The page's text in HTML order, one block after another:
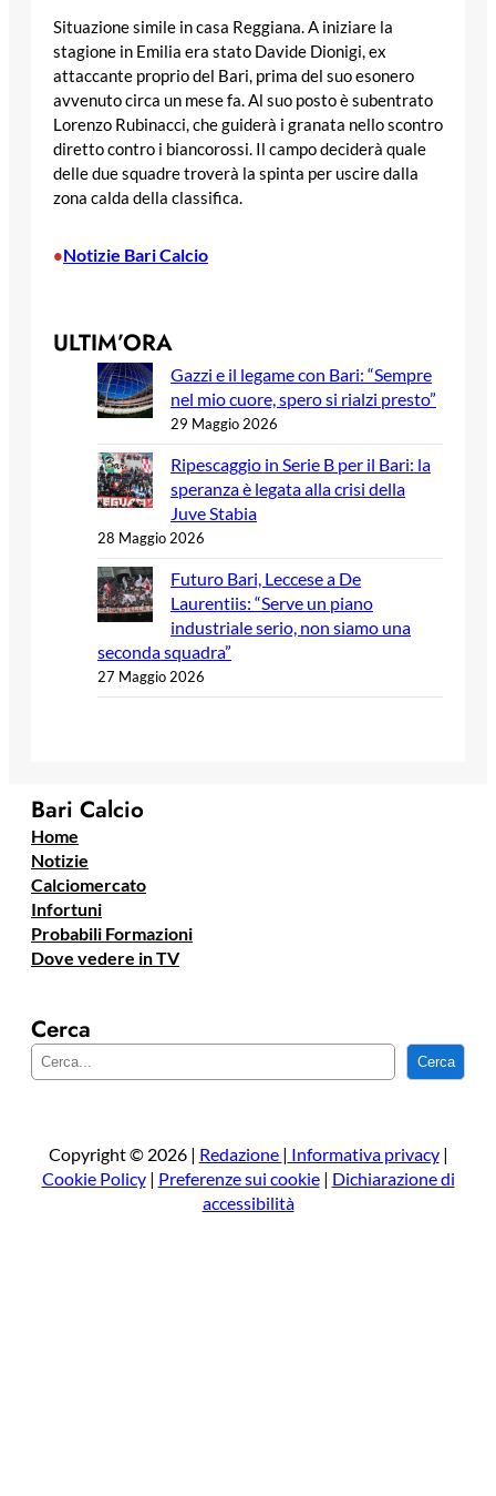
Situazione simile in casa Reggiana. A iniziare la
stagione in Emilia era stato Davide Dionigi, ex
attaccante proprio del Bari, prima del suo esonero
avvenuto circa un mese fa. Al suo posto è subentrato
Lorenzo Rubinacci, che guiderà i granata nello scontro
diretto contro i biancorossi. Il campo deciderà quale
delle due squadre troverà la spinta per uscire dalla
zona calda della classifica.
•Notizie Bari Calcio
ULTIM’ORA
Gazzi e il legame con Bari: “Sempre
nel mio cuore, spero si rialzi presto”
29 Maggio 2026
Ripescaggio in Serie B per il Bari: la
speranza è legata alla crisi della
Juve Stabia
28 Maggio 2026
Futuro Bari, Leccese a De
Laurentiis: “Serve un piano
industriale serio, non siamo una
seconda squadra”
27 Maggio 2026
Bari Calcio
Home
Notizie
Calciomercato
Infortuni
Probabili Formazioni
Dove vedere in TV
Cerca
e
a
Cerca
Copyright © 2026 | Redazione | Informativa privacy|
Cookie Policy| Preferenze sui cookie| Dichiarazione di
accessibilità